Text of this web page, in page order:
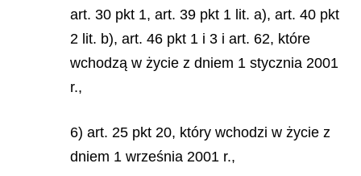
art. 30 pkt 1, art. 39 pkt 1 lit. a), art. 40 pkt
2 lit. b), art. 46 pkt 1 i 3 i art. 62, które
wchodzą w życie z dniem 1 stycznia 2001
r.,
6) art. 25 pkt 20, który wchodzi w życie z
dniem 1 września 2001 r.,